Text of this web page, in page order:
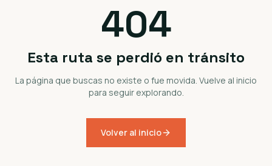
404
Esta ruta se perdió en tránsito
La página que buscas no existe o fue movida. Vuelve al inicio
para seguir explorando.
Volver al inicio